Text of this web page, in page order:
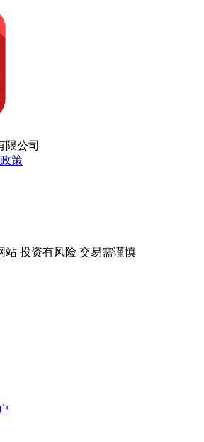
限公司
策
站 投资有风险 交易需谨慎